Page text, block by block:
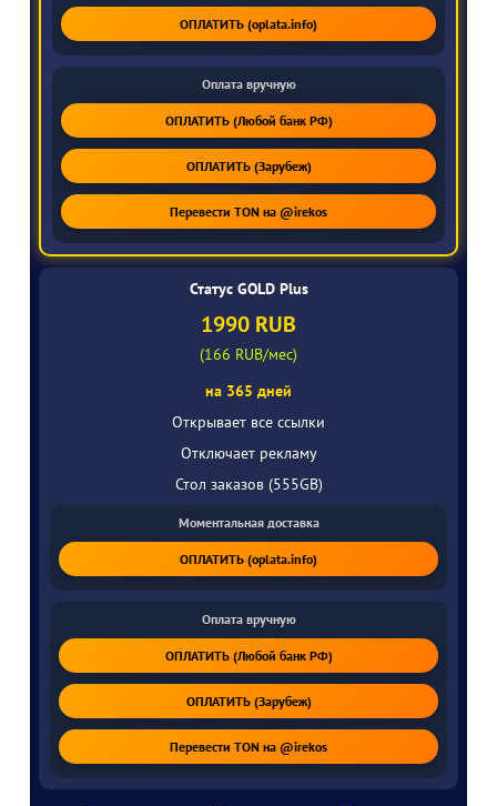
ОПЛАТИТЬ (oplata.info)
Оплата вручную
ОПЛАТИТЬ (Любой банк РФ)
ОПЛАТИТЬ (Зарубеж)
Перевести TON на @irekos
Статус GOLD Plus
1990 RUB
(166 RUB/мес)
на 365 дней
Открывает все ссылки
Отключает рекламу
Стол заказов (555GB)
Моментальная доставка
ОПЛАТИТЬ (oplata.info)
Оплата вручную
ОПЛАТИТЬ (Любой банк РФ)
ОПЛАТИТЬ (Зарубеж)
Перевести TON на @irekos